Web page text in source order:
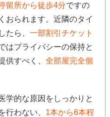
留所から徒歩4分ですの
おられます。近隣のタイ
たら、 一部割引チケット
はプライバシーの保持と
供すべく、 全部屋完全個
学的な原因をしっかりと
行わない、 1本から6本程